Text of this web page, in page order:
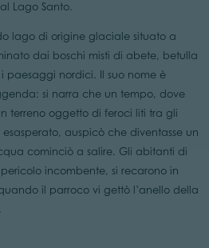
Lago Santo.
lago di origine glaciale situato a
dai boschi misti di abete, betulla
paesaggi nordici. Il suo nome è
si narra che un tempo, dove
terreno oggetto di feroci liti tra gli
auspicò che diventasse un
cominciò a salire. Gli abitanti di
incombente, si recarono in
il parroco vi gettò l’anello della